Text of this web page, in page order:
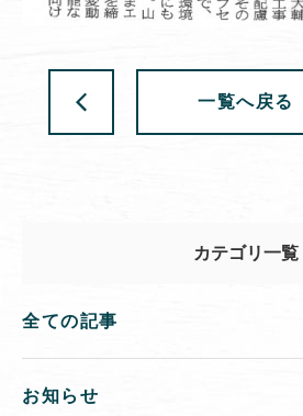
一覧へ戻る
カテゴリ一覧
全ての記事
お知らせ